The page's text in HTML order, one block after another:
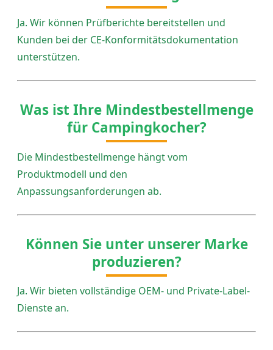
Ja. Wir können Prüfberichte bereitstellen und
Kunden bei der CE-Konformitätsdokumentation
unterstützen.
Was ist Ihre Mindestbestellmenge
für Campingkocher?
Die Mindestbestellmenge hängt vom
Produktmodell und den
Anpassungsanforderungen ab.
Können Sie unter unserer Marke
produzieren?
Ja. Wir bieten vollständige OEM- und Private-Label-
Dienste an.